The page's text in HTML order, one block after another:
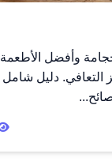
وأفضل الأطعمة
التعافي. دليل شامل